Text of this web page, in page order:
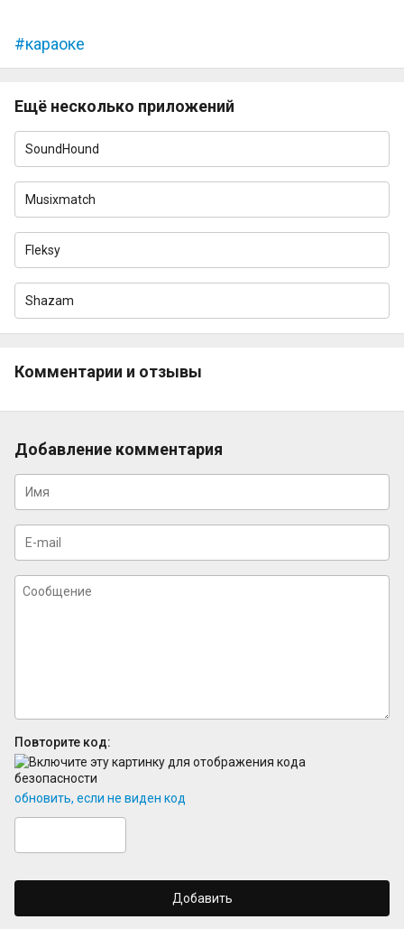
караоке
Ещё несколько приложений
SoundHound
Musixmatch
Fleksy
Shazam
Комментарии и отзывы
Добавление комментария
Повторите код:
обновить, если не виден код
Добавить